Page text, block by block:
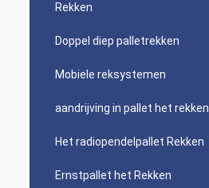
Rekken
Doppel diep palletrekken
Mobiele reksystemen
aandrijving in pallet het rekken
Het radiopendelpallet Rekken
Ernstpallet het Rekken